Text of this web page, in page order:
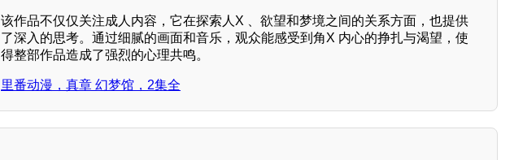
该作品不仅仅关注成人内容，它在探索人X 、欲望和梦境之间的关系方面，也提供
了深入的思考。通过细腻的画面和音乐，观众能感受到角X 内心的挣扎与渴望，使
得整部作品造成了强烈的心理共鸣。
里番动漫，真章 幻梦馆，2集全